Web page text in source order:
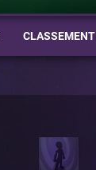
CLASSEMENT